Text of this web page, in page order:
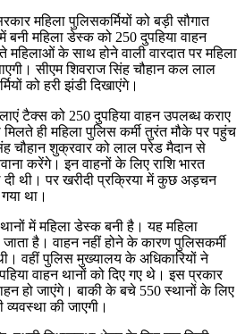
महिला पुलिसकर्मियों को बड़ी सौगात
महिला डेस्क को 250 दुपहिया वाहन
के साथ होने वाली वारदात पर महिला
सीएम शिवराज सिंह चौहान कल लाल
को हरी झंडी दिखाएंगे।
टैक्स को 250 दुपहिया वाहन उपलब्ध कराए
ही महिला पुलिस कर्मी तुरंत मौके पर पहुंच
चौहान शुक्रवार को लाल परेड मैदान से
करेंगे। इन वाहनों के लिए राशि भारत
थी। पर खरीदी प्रक्रिया में कुछ अड़चन
था।
में महिला डेस्क बनी है। यह महिला
है। वाहन नहीं होने के कारण पुलिसकर्मी
वहीं पुलिस मुख्यालय के अधिकारियों ने
वाहन थानों को दिए गए थे। इस प्रकार
हो जाएंगे। बाकी के बचे 550 स्थानों के लिए
व्यवस्था की जाएगी।